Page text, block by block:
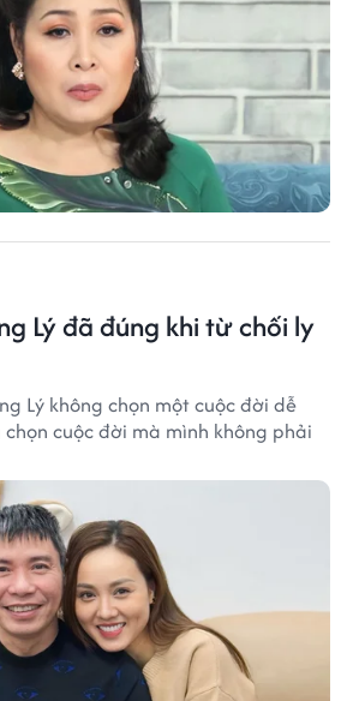
Lý đã đúng khi từ chối ly
Lý không chọn một cuộc đời dễ
cuộc đời mà mình không phải